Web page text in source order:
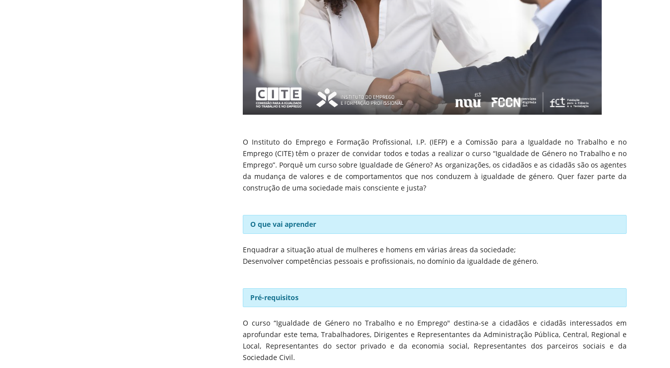
O Instituto do Emprego e Formação Profissional, I.P. (IEFP) e a Comissão para a Igualdade no Trabalho e no
Emprego (CITE) têm o prazer de convidar todos e todas a realizar o curso “Igualdade de Género no Trabalho e no
Emprego”. Porquê um curso sobre Igualdade de Género? As organizações, os cidadãos e as cidadãs são os agentes
da mudança de valores e de comportamentos que nos conduzem à igualdade de género. Quer fazer parte da
construção de uma sociedade mais consciente e justa?
O que vai aprender
Enquadrar a situação atual de mulheres e homens em várias áreas da sociedade;
Desenvolver competências pessoais e profissionais, no domínio da igualdade de género.
Pré-requisitos
O curso “Igualdade de Género no Trabalho e no Emprego" destina-se a cidadãos e cidadãs interessados em
aprofundar este tema, Trabalhadores, Dirigentes e Representantes da Administração Pública, Central, Regional e
Local, Representantes do sector privado e da economia social, Representantes dos parceiros sociais e da
Sociedade Civil.